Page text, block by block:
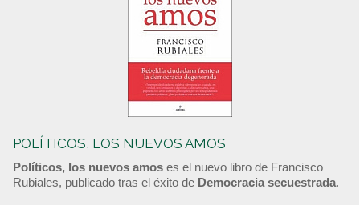
POLÍTICOS, LOS NUEVOS AMOS
Políticos, los nuevos amos es el nuevo libro de Francisco
Rubiales, publicado tras el éxito de Democracia secuestrada.